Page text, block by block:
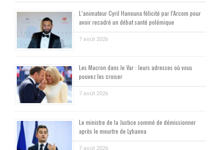
L’animateur Cyril Hanouna félicité par l’Arcom pour
avoir recadré un débat santé polémique
7 août 2026
Les Macron dans le Var : leurs adresses où vous
pouvez les croiser
7 août 2026
Le ministre de la Justice sommé de démissionner
après le meurtre de Lyhanna
7 août 2026